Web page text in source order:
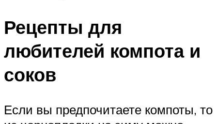
Рецепты для
любителей компота и
соков
Если вы предпочитаете компоты, то